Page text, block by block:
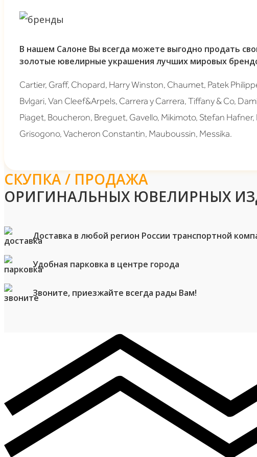
В нашем Салоне Вы всегда можете выгодно продать
золотые ювелирные украшения лучших мировых
Cartier, Graff, Chopard, Harry Winston, Chaumet, Patek
Bvlgari, Van Cleef&Arpels, Carrera y Carrera, Tiffany & Co,
Piaget, Boucheron, Breguet, Gavello, Mikimoto, Stefan Hafner,
Grisogono, Vacheron Constantin, Mauboussin, Messika.
СКУПКА / ПРОДАЖА
ОРИГИНАЛЬНЫХ ЮВЕЛИРНЫХ
Доставка в любой регион России транспортной
Удобная парковка в центре города
Звоните, приезжайте всегда рады Вам!